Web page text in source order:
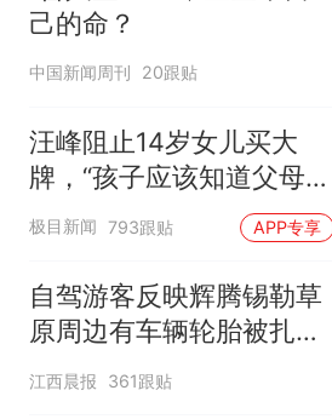
己的命？
中国新闻周刊 20跟贴
汪峰阻止14岁女儿买大
牌，“孩子应该知道父母的
不易”，称自己买衣服80%
极目新闻 793跟贴 APP专享
自驾游客反映辉腾锡勒草
原周边有车辆轮胎被扎，
修理店铺换胎价格高达千
元，官方发布情况通报
江西晨报 361跟贴